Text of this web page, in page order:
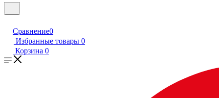
Сравнение0
Избранные товары 0
Корзина 0